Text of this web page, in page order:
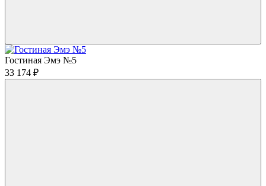
Гостиная Эмэ №5
33 174 ₽